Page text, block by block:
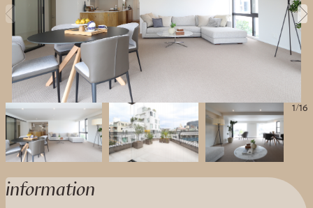
1/16
information